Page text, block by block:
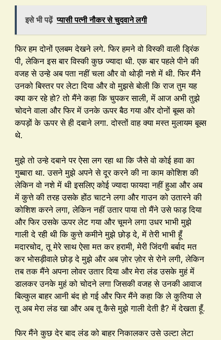
इसे भी पढ़ें प्यासी पत्नी नौकर से चुदवाने लगी
फिर हम दोनों एलबम देखने लगे. फिर हमने वो विस्की वाली ड्रिंक
पी, लेकिन इस बार विस्की कुछ ज्यादा थी. एक बार पहले पीने की
वजह से उन्हे अब पता नहीं चला और वो थोड़ी नशे में थी. फिर मैंने
उनको बिस्तर पर लेटा दिया और वो मुझसे बोली कि राज तुम यह
क्या कर रहे हो? तो मैंने कहा कि चुपकर साली, में आज अभी तुझे
चोदने वाला और फिर में उनके ऊपर बैठ गया और दोनों बूब्स को
कपड़ों के ऊपर से ही दबाने लगा. दोस्तों वाह क्या मस्त मुलायम बूब्स
थे.
मुझे तो उन्हे दबाने पर ऐसा लग रहा था कि जैसे वो कोई हवा का
गुब्बारा था. उसने मुझे अपने से दूर करने की ना काम कोशिश की
लेकिन वो नशे में थी इसलिए कोई ज्यादा फायदा नहीं हुआ और अब
में कुत्ते की तरह उसके होंठ चाटने लगा और गाउन को उतारने की
कोशिश करने लगा, लेकिन नहीं उतार पाया तो मैंने उसे फाड़ दिया
और फिर उसके ऊपर लेट गया और चूमने लगा उधर भाभी मुझे
गाली दे रही थी कि कुत्ते कमीने मुझे छोड़ दे, में तेरी भाभी हूँ
मदारचोद, तू मेरे साथ ऐसा मत कर हरामी, मेरी जिंदगी बर्बाद मत
कर भोसड़ीवाले छोड़ दे मुझे और अब ज़ोर ज़ोर से रोने लगी, लेकिन
तब तक मैंने अपना लोवर उतार दिया और मेरा लंड उसके मुहं में
डालकर उनके मुहं को चोदने लगा जिसकी वजह से उनकी आवाज
बिल्कुल बाहर आनी बंद हो गई और फिर मैंने कहा कि ले कुतिया ले
तू अब मेरा लंड खा और अब तू कैसे मुझे गाली देती है? में देखता हूँ.
फिर मैंने कुछ देर बाद लंड को बाहर निकालकर उसे उल्टा लेटा